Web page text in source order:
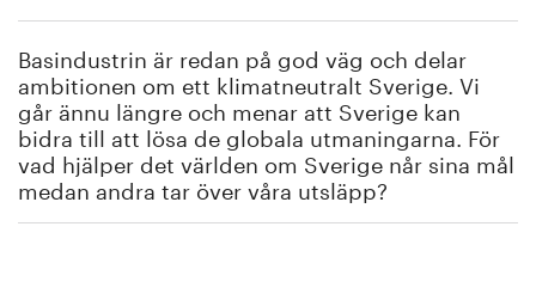
Energi/miljö
Vi tycker
Publicerat
Basindustrin är redan på god väg och delar
ambitionen om ett klimatneutralt Sverige. Vi
går ännu längre och menar att Sverige kan
bidra till att lösa de globala utmaningarna. För
vad hjälper det världen om Sverige når sina mål
medan andra tar över våra utsläpp?